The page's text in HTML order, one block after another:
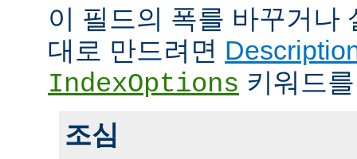
이 필드의 폭를 바꾸거나
대로 만드려면
IndexOptions 키워드
조심